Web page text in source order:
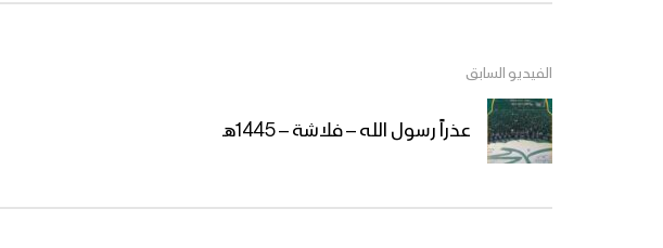
الفيديو السابق
عذراً رسول الله – فلاشة – 1445هـ